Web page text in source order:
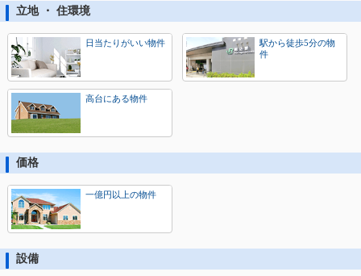
立地 ・ 住環境
日当たりがいい物件
駅から徒歩5分の物
件
高台にある物件
価格
一億円以上の物件
設備